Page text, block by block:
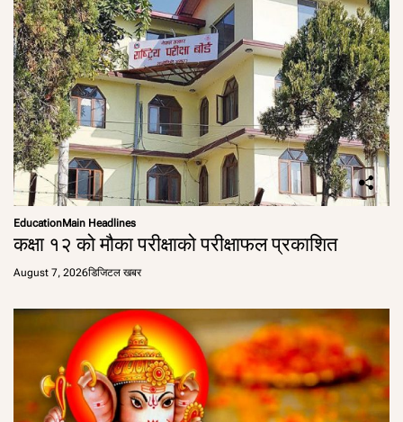
EducationMain Headlines
कक्षा १२ को मौका परीक्षाको परीक्षाफल प्रकाशित
August 7, 2026डिजिटल खबर